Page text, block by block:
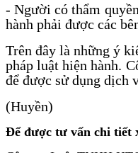
- Người có thẩm
hành phải được các
Trên đây là những ý
pháp luật hiện hành.
để được sử dụng dịch
(Huyền)
Để được tư vấn chi tiết